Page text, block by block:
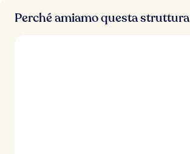
Perché amiamo questa struttura